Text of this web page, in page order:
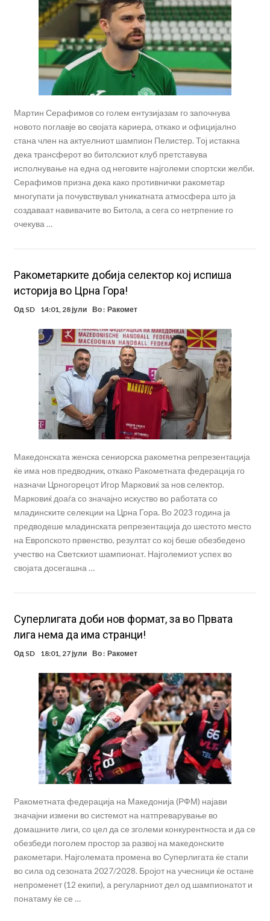
Мартин Серафимов со голем ентузијазам го започнува
новото поглавје во својата кариера, откако и официјално
стана член на актуелниот шампион Пелистер. Тој истакна
дека трансферот во битолскиот клуб претставува
исполнување на една од неговите најголеми спортски желби.
Серафимов призна дека како противнички ракометар
многупати ја почувствувал уникатната атмосфера што ја
создаваат навивачите во Битола, а сега со нетрпение го
очекува …
Ракометарките добија селектор кој испиша
историја во Црна Гора!
Од SD 14:01, 28 јули Во : Ракомет
Македонската женска сениорска ракометна репрезентација
ќе има нов предводник, откако Ракометната федерација го
назначи Црногорецот Игор Марковиќ за нов селектор.
Марковиќ доаѓа со значајно искуство во работата со
младинските селекции на Црна Гора. Во 2023 година ја
предводеше младинската репрезентација до шестото место
на Европското првенство, резултат со кој беше обезбедено
учество на Светскиот шампионат. Најголемиот успех во
својата досегашна …
Суперлигата доби нов формат, за во Првата
лига нема да има странци!
Од SD 18:01, 27 јули Во : Ракомет
Ракометната федерација на Македонија (РФМ) најави
значајни измени во системот на натпреварување во
домашните лиги, со цел да се зголеми конкурентноста и да се
обезбеди поголем простор за развој на македонските
ракометари. Најголемата промена во Суперлигата ќе стапи
во сила од сезоната 2027/2028. Бројот на учесници ќе остане
непроменет (12 екипи), а регуларниот дел од шампионатот и
понатаму ќе се …